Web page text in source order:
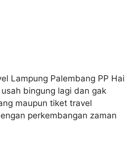
Lampung Palembang PP Hai
bingung lagi dan gak
maupun tiket travel
perkembangan zaman